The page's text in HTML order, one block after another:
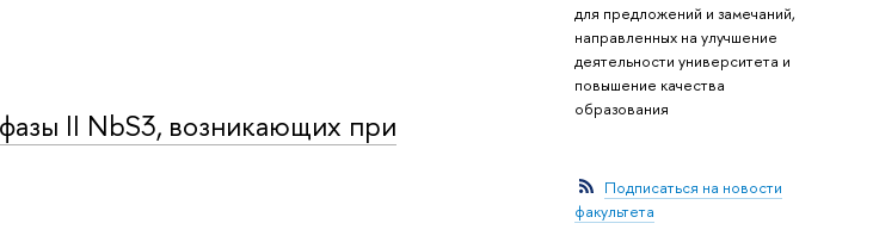
для предложений и замечаний,
направленных на улучшение
деятельности университета и
повышение качества
образования
Подписаться на новости
факультета
II NbS3, возникающих при